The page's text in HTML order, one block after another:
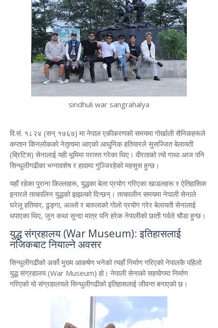
sindhuli war sangrahalya
​वि.सं. १८२४ (सन् १७६७) मा नेपाल एकीकरणको समयमा गोर्खाली सैनिकहरूले
कप्तान किनलोकको नेतृत्वमा आएको आधुनिक हतियारले सुसज्जित बेलायती
(ब्रिटिस) सेनालाई यही भूमिमा परास्त गरेका थिए। वीरताको त्यो गाथा आज पनि
सिन्धुलीगढीका भग्नावशेष र हावामा गुञ्जिरहेको महसुस हुन्छ।
​यहाँ रहेका पुराना किल्लाहरू, युद्धका बेला प्रयोग गरिएका खाडलहरू र ऐतिहासिक
इनारले तत्कालिन युद्धको झझल्को दिन्छन्। तत्कालीन समयमा नेपाली सेनाले
घरेलु हतियार, ढुङ्गा, अल्लो र बारुलाको गोलो प्रयोग गरेर बेलायती सेनालाई
धपाएका थिए, जुन कथा सुन्दा मात्र पनि हरेक नेपालीको छाती गर्वले चौडा हुन्छ।
​युद्ध संग्रहालय (War Museum): इतिहासलाई
नजिकबाट नियाल्ने अवसर
​सिन्धुलीगढीको अर्को मुख्य आकर्षण भनेको त्यहाँ निर्माण गरिएको नेपालकै पहिलो
युद्ध संग्रहालय (War Museum) हो। नेपाली सेनाको सहयोगमा निर्माण
गरिएको यो संग्रहालयले सिन्धुलीगढीको इतिहासलाई जीवन्त बनाएको छ।